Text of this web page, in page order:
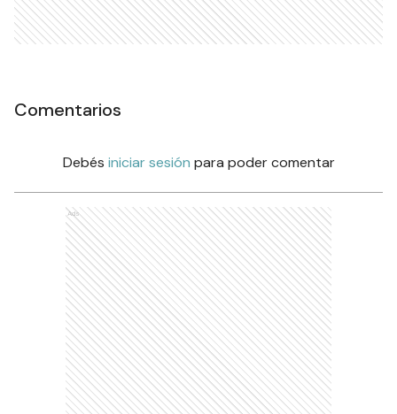
Comentarios
Debés iniciar sesión para poder comentar
Ads